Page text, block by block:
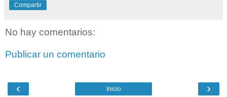
Compartir
No hay comentarios:
Publicar un comentario
‹ ›
Inicio